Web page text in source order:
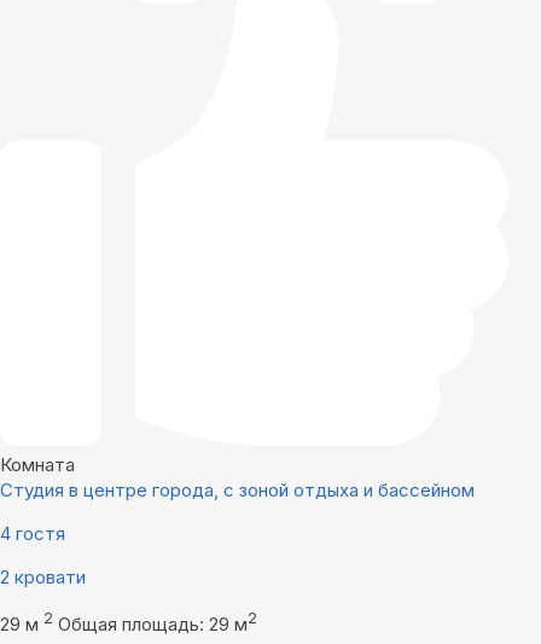
Комната
Студия в центре города, с зоной отдыха и бассейном
4 гостя
2 кровати
29 м 2 Общая площадь: 29 м2